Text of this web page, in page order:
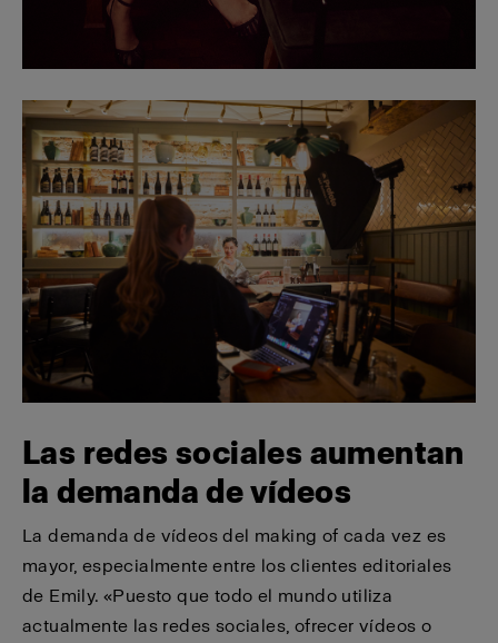
Las redes sociales aumentan
la demanda de vídeos
La demanda de vídeos del making of cada vez es
mayor, especialmente entre los clientes editoriales
de Emily. «Puesto que todo el mundo utiliza
actualmente las redes sociales, ofrecer vídeos o